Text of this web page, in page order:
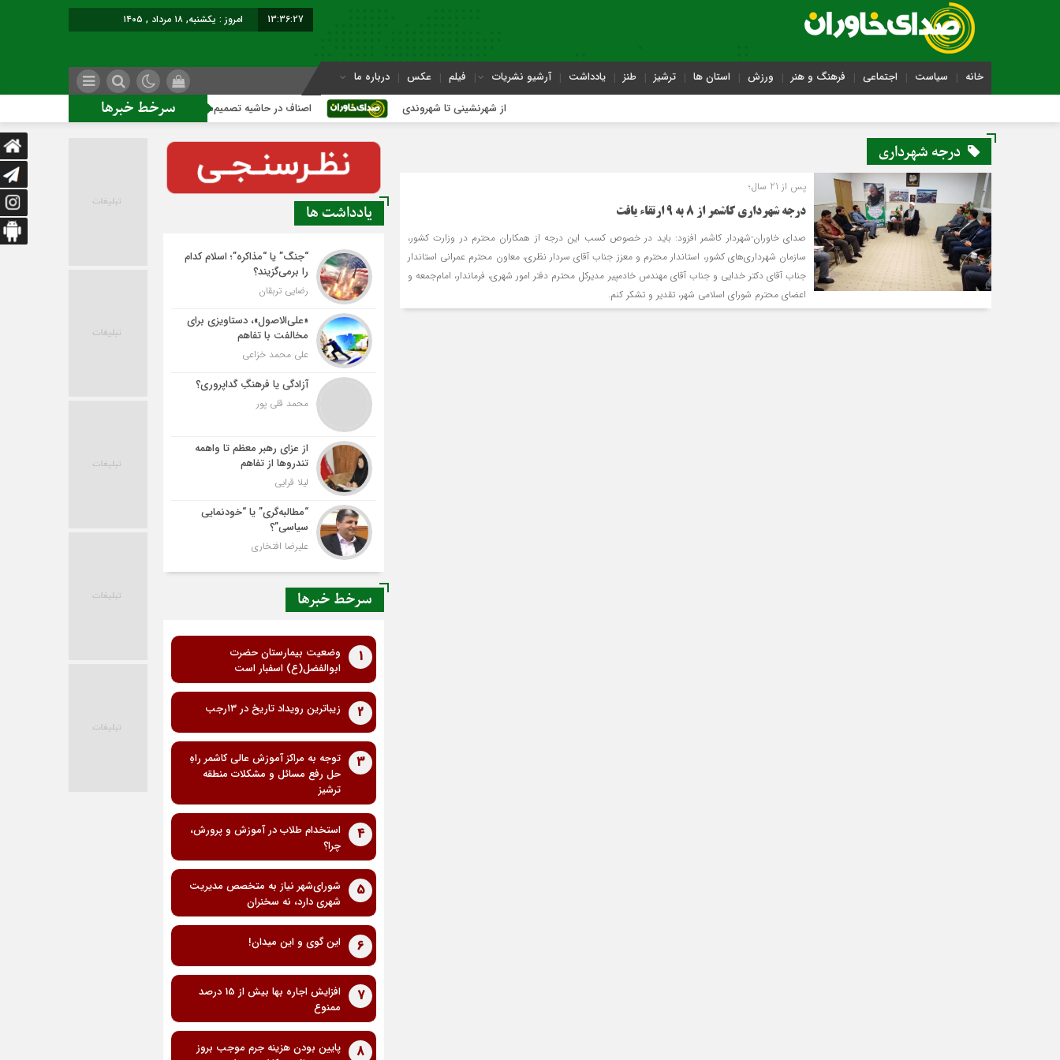
13:36:27 امروز : یکشنبه, ۱۸ مرداد , ۱۴۰۵
خانه سیاست اجتماعی فرهنگ و هنر ورزش استان ها ترشیز طنز یادداشت آرشیو نشریات فیلم عکس درباره ما
سرخط خبرها از شهرنشینی تا شهروندی اصناف در حاشیه تصمیم‌سازی؛ شهر بدون بازار به کجا می‌رسد؟
درجه شهرداری
پس از 21 سال؛
درجه شهرداری کاشمر از 8 به 9 ارتقاء یافت
صدای خاوران-شهردار کاشمر افزود: باید در خصوص کسب این درجه از همکاران محترم در وزارت کشور،
سازمان شهرداری‌های کشور، استاندار محترم و معزز جناب آقای سردار نظری، معاون محترم عمرانی استاندار
جناب آقای دکتر خدایی و جناب آقای مهندس خادم‏پیر مدیرکل محترم دفتر امور شهری، فرماندار، امام‌جمعه و
اعضای محترم شورای اسلامی شهر، تقدیر و تشکر کنم.
یادداشت ها
“جنگ” یا “مذاکره”؛ اسلام کدام
را برمی‌گزیند؟
رضایی تربقان
«علی‌الاصول»، دستاویزی برای
مخالفت با تفاهم
علی محمد خزاعی
آزادگی یا فرهنگِ گداپروری؟
محمد قلی پور
از عزای رهبر معظم تا واهمه
تندروها از تفاهم
لیلا قرایی
“مطالبه‌گری” یا “خودنمایی
سیاسی”؟
علیرضا افتخاری
سرخط خبرها
1
وضعیت بیمارستان حضرت
ابوالفضل(ع) اسفبار است
2 زیباترین رویداد تاریخ در ۱۳رجب
3
توجه به مراکز آموزش عالی کاشمر راهِ
حل رفع مسائل و مشکلات منطقه
ترشیز
4
استخدام طلاب در آموزش و پرورش،
چرا؟
5
شورای‌شهر نیاز به متخصص مدیریت
شهری دارد، نه سخنران
6 این گوی و این میدان!
7
افزایش اجاره بها بیش از 15 درصد
ممنوع
8
پایین بودن هزینه جرم موجب بروز